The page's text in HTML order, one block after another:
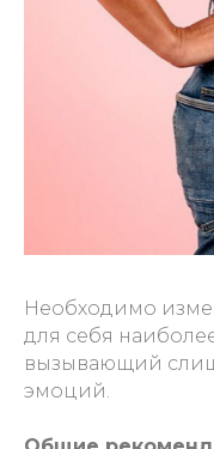
Необходимо
для себя
вызывающий
эмоций.